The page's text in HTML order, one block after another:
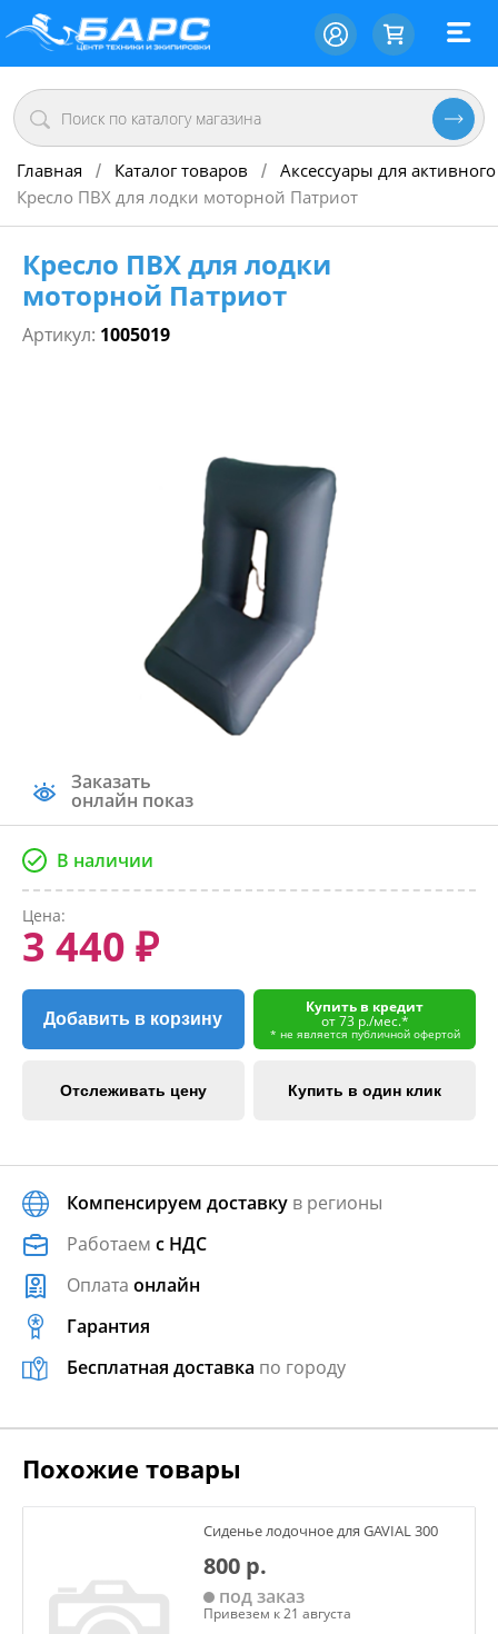
Главная / Каталог товаров / Аксессуары для
Кресло ПВХ для лодки моторной Патриот
Кресло ПВХ для лодки
моторной Патриот
Артикул: 1005019
Заказать
онлайн показ
В наличии
Цена:
3 440 ₽
Добавить в корзину
Купить в кредит
от 73 р./мес.*
* не является публичной офертой
Отслеживать цену Купить в один клик
Компенсируем доставку в регионы
Работаем с НДС
Оплата онлайн
Гарантия
Бесплатная доставка по городу
Похожие товары
Сиденье лодочное для GAVIAL 300
800 р.
под заказ
Привезем к 21 августа